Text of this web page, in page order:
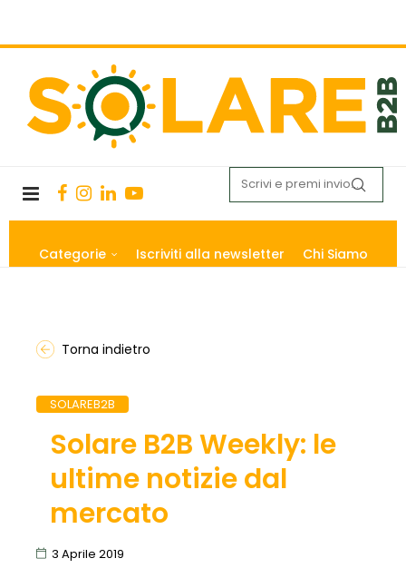
Categorie Iscriviti alla newsletter Chi Siamo
Torna indietro
SOLAREB2B
Solare B2B Weekly: le
ultime notizie dal
mercato
3 Aprile 2019